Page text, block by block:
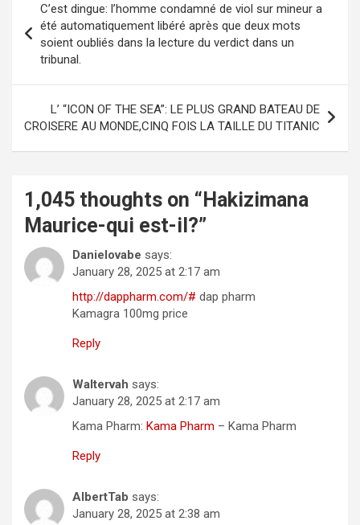
navigation
C’est dingue: l’homme condamné de viol sur mineur a
été automatiquement libéré après que deux mots
soient oubliés dans la lecture du verdict dans un
tribunal.
L’ “ICON OF THE SEA”: LE PLUS GRAND BATEAU DE
CROISERE AU MONDE,CINQ FOIS LA TAILLE DU TITANIC
1,045 thoughts on “Hakizimana
Maurice-qui est-il?”
Danielovabe says:
January 28, 2025 at 2:17 am
http://dappharm.com/# dap pharm
Kamagra 100mg price
Reply
Waltervah says:
January 28, 2025 at 2:17 am
Kama Pharm: Kama Pharm – Kama Pharm
Reply
AlbertTab says:
January 28, 2025 at 2:38 am